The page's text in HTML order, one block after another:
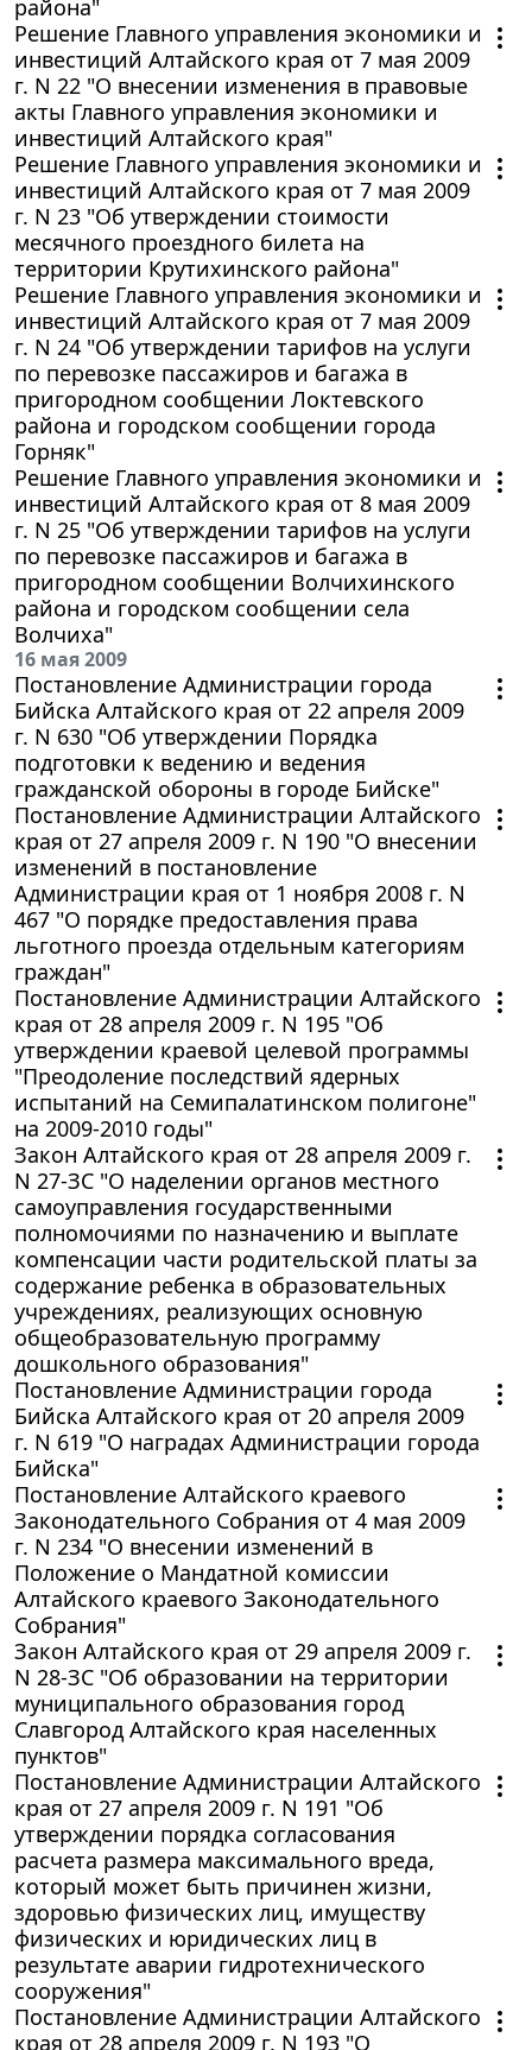
района"
Решение Главного управления экономики и
инвестиций Алтайского края от 7 мая 2009
г. N 22 "О внесении изменения в правовые
акты Главного управления экономики и
инвестиций Алтайского края"
Решение Главного управления экономики и
инвестиций Алтайского края от 7 мая 2009
г. N 23 "Об утверждении стоимости
месячного проездного билета на
территории Крутихинского района"
Решение Главного управления экономики и
инвестиций Алтайского края от 7 мая 2009
г. N 24 "Об утверждении тарифов на услуги
по перевозке пассажиров и багажа в
пригородном сообщении Локтевского
района и городском сообщении города
Горняк"
Решение Главного управления экономики и
инвестиций Алтайского края от 8 мая 2009
г. N 25 "Об утверждении тарифов на услуги
по перевозке пассажиров и багажа в
пригородном сообщении Волчихинского
района и городском сообщении села
Волчиха"
16 мая 2009
Постановление Администрации города
Бийска Алтайского края от 22 апреля 2009
г. N 630 "Об утверждении Порядка
подготовки к ведению и ведения
гражданской обороны в городе Бийске"
Постановление Администрации Алтайского
края от 27 апреля 2009 г. N 190 "О внесении
изменений в постановление
Администрации края от 1 ноября 2008 г. N
467 "О порядке предоставления права
льготного проезда отдельным категориям
граждан"
Постановление Администрации Алтайского
края от 28 апреля 2009 г. N 195 "Об
утверждении краевой целевой программы
"Преодоление последствий ядерных
испытаний на Семипалатинском полигоне"
на 2009-2010 годы"
Закон Алтайского края от 28 апреля 2009 г.
N 27-ЗС "О наделении органов местного
самоуправления государственными
полномочиями по назначению и выплате
компенсации части родительской платы за
содержание ребенка в образовательных
учреждениях, реализующих основную
общеобразовательную программу
дошкольного образования"
Постановление Администрации города
Бийска Алтайского края от 20 апреля 2009
г. N 619 "О наградах Администрации города
Бийска"
Постановление Алтайского краевого
Законодательного Собрания от 4 мая 2009
г. N 234 "О внесении изменений в
Положение о Мандатной комиссии
Алтайского краевого Законодательного
Собрания"
Закон Алтайского края от 29 апреля 2009 г.
N 28-ЗС "Об образовании на территории
муниципального образования город
Славгород Алтайского края населенных
пунктов"
Постановление Администрации Алтайского
края от 27 апреля 2009 г. N 191 "Об
утверждении порядка согласования
расчета размера максимального вреда,
который может быть причинен жизни,
здоровью физических лиц, имуществу
физических и юридических лиц в
результате аварии гидротехнического
сооружения"
Постановление Администрации Алтайского
края от 28 апреля 2009 г. N 193 "О